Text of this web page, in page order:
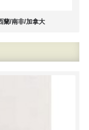
蘭/南非/加拿大